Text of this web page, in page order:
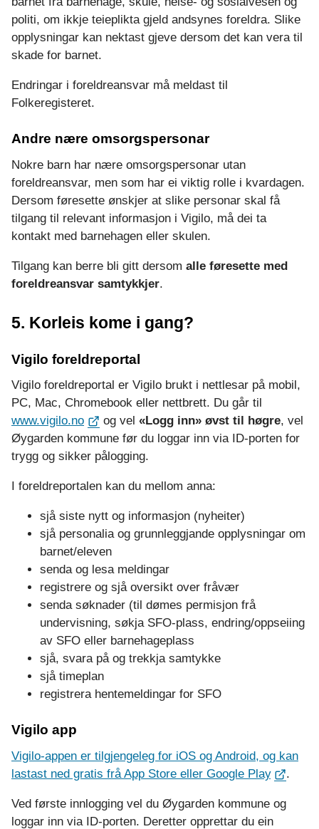
politi, om ikkje teieplikta gjeld andsynes foreldra. Slike
opplysningar kan nektast gjeve dersom det kan vera til
skade for barnet.
Endringar i foreldreansvar må meldast til
Folkeregisteret.
Andre nære omsorgspersonar
Nokre barn har nære omsorgspersonar utan
foreldreansvar, men som har ei viktig rolle i kvardagen.
Dersom føresette ønskjer at slike personar skal få
tilgang til relevant informasjon i Vigilo, må dei ta
kontakt med barnehagen eller skulen.
Tilgang kan berre bli gitt dersom alle føresette med
foreldreansvar samtykkjer.
5. Korleis kome i gang?
Vigilo foreldreportal
Vigilo foreldreportal er Vigilo brukt i nettlesar på mobil,
PC, Mac, Chromebook eller nettbrett. Du går til
www.vigilo.no
og vel «Logg inn» øvst til høgre, vel
Øygarden kommune før du loggar inn via ID-porten for
trygg og sikker pålogging.
I foreldreportalen kan du mellom anna:
sjå siste nytt og informasjon (nyheiter)
sjå personalia og grunnleggjande opplysningar om
barnet/eleven
senda og lesa meldingar
registrere og sjå oversikt over fråvær
senda søknader (til dømes permisjon frå
undervisning, søkja SFO-plass, endring/oppseiing
av SFO eller barnehageplass
sjå, svara på og trekkja samtykke
sjå timeplan
registrera hentemeldingar for SFO
Vigilo app
Vigilo-appen er tilgjengeleg for iOS og Android, og kan
lastast ned gratis frå App Store eller Google Play
.
Ved første innlogging vel du Øygarden kommune og
loggar inn via ID-porten. Deretter opprettar du ein